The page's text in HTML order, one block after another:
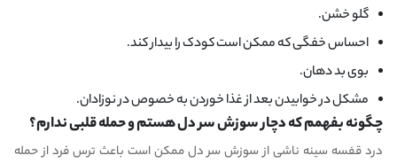
گلو خشن.
احساس خفگی که ممکن است کودک را بیدار کند.
بوی بد دهان.
مشکل در خوابیدن بعد از غذا خوردن به خصوص در نوزادان.
چگونه بفهمم که دچار سوزش سر دل هستم و حمله قلبی ندارم؟
درد قفسه سینه ناشی از سوزش سر دل ممکن است باعث ترس فرد از حمله